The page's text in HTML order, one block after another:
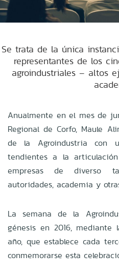
Se trata de la única
representantes de los
agroindustriales – altos
Anualmente en el mes de
Regional de Corfo, Maule
de la Agroindustria con
tendientes a la
empresas de diverso
autoridades, academia y
La semana de la
génesis en 2016,
año, que establece cada
conmemorarse esta